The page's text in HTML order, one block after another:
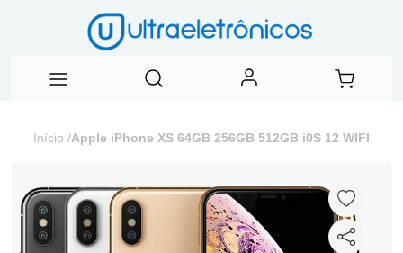
Início /Apple iPhone XS 64GB 256GB 512GB i0S 12 WIFI